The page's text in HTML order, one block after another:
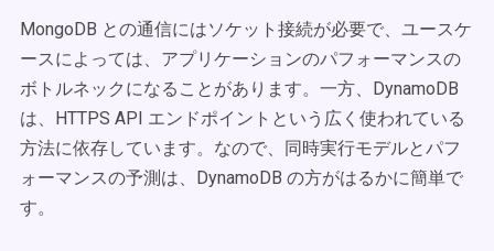
MongoDB との通信にはソケット接続が必要で、ユースケ
ースによっては、アプリケーションのパフォーマンスの
ボトルネックになることがあります。一方、DynamoDB
は、HTTPS API エンドポイントという広く使われている
方法に依存しています。なので、同時実行モデルとパフ
ォーマンスの予測は、DynamoDB の方がはるかに簡単で
す。